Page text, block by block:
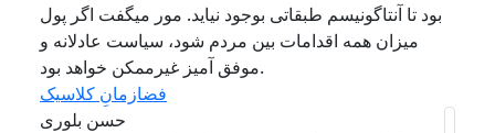
بود تا آنتاگونیسم طبقاتی بوجود نیاید. مور میگفت اگر پول
میزان همه اقدامات بین مردم شود، سیاست عادلانه و
موفق آمیز غیرممکن خواهد بود.
فضازمانِ کلاسیک
حسن بلوری